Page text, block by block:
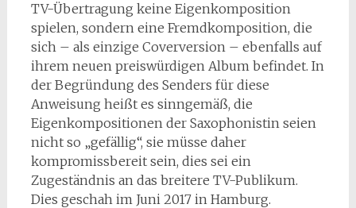
TV-Übertragung keine Eigenkomposition
spielen, sondern eine Fremdkomposition, die
sich – als einzige Coverversion – ebenfalls auf
ihrem neuen preiswürdigen Album befindet. In
der Begründung des Senders für diese
Anweisung heißt es sinngemäß, die
Eigenkompositionen der Saxophonistin seien
nicht so „gefällig“, sie müsse daher
kompromissbereit sein, dies sei ein
Zugeständnis an das breitere TV-Publikum.
Dies geschah im Juni 2017 in Hamburg.